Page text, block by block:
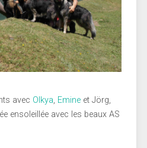
avec Olkya, Emineet Jörg,
ensoleillée avec les beaux AS